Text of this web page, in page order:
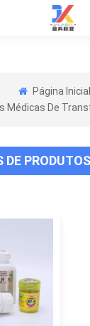
Página Inicial
Médicas De
DE PRODUTOS